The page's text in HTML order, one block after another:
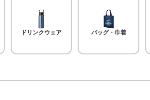
ドリンクウェア バッグ・巾着